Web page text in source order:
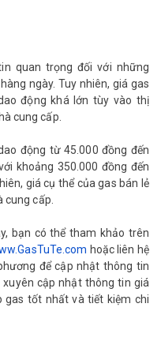
quan trọng đối với những
ngày. Tuy nhiên, giá gas
động khá lớn tùy vào thị
cung cấp.
động từ 45.000 đồng đến
khoảng 350.000 đồng đến
giá cụ thể của gas bán lẻ
cung cấp.
bạn có thể tham khảo trên
hoặc liên hệ
để cập nhật thông tin
cập nhật thông tin giá
gas tốt nhất và tiết kiệm chi